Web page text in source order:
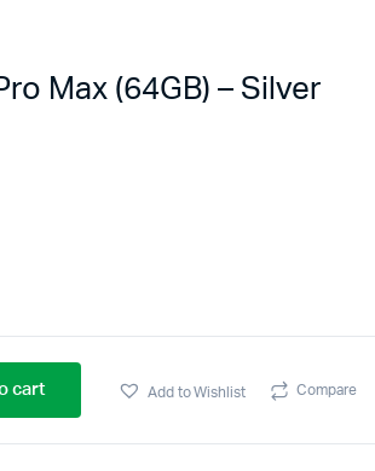
Max (64GB) – Silver
cart Add to Wishlist Compare